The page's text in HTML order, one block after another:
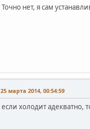
Точно нет, я сам
25 марта 2014, 00:54:59
если холодит адекватно,